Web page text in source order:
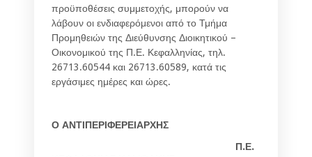
προϋποθέσεις συμμετοχής, μπορούν να
λάβουν οι ενδιαφερόμενοι από το Τμήμα
Προμηθειών της Διεύθυνσης Διοικητικού –
Οικονομικού της Π.Ε. Κεφαλληνίας, τηλ.
26713.60544 και 26713.60589, κατά τις
εργάσιμες ημέρες και ώρες.
Ο ΑΝΤΙΠΕΡΙΦΕΡΕΙΑΡΧΗΣ
Π.Ε.